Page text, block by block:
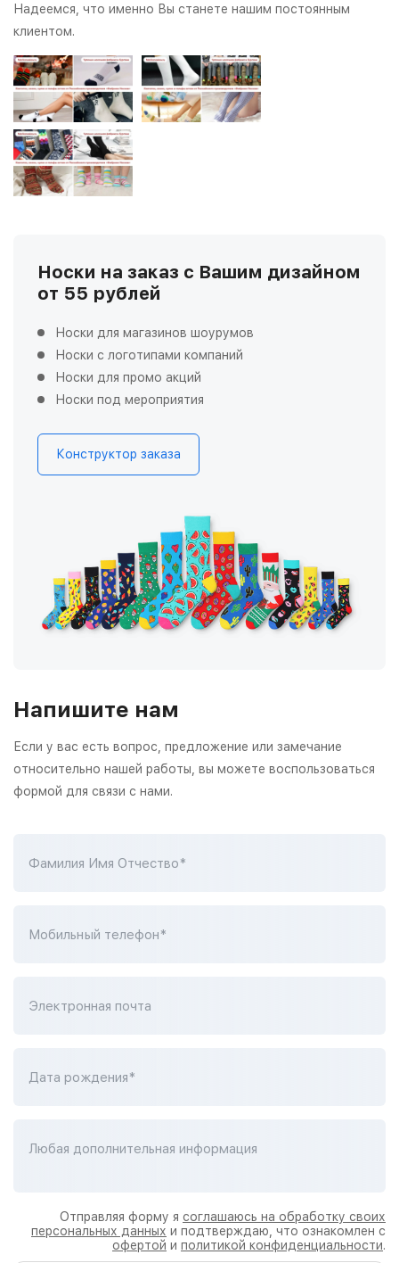
Надеемся, что именно Вы станете нашим постоянным
клиентом.
Носки на заказ с Вашим дизайном
от 55 рублей
Носки для магазинов шоурумов
Носки с логотипами компаний
Носки для промо акций
Носки под мероприятия
Конструктор заказа
Напишите нам
Если у вас есть вопрос, предложение или замечание
относительно нашей работы, вы можете воспользоваться
формой для связи с нами.
Фамилия Имя Отчество*
Мобильный телефон*
Электронная почта
Дата рождения*
Любая дополнительная информация
Отправляя форму я соглашаюсь на обработку своих
персональных данных и подтверждаю, что ознакомлен с
офертой и политикой конфиденциальности.